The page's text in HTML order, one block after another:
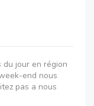
jour en région
end nous
pas a nous